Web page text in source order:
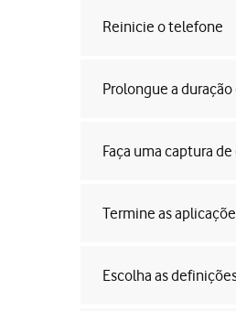
Reinicie o telefone
Prolongue a
Faça uma captura de
Termine as
Escolha as